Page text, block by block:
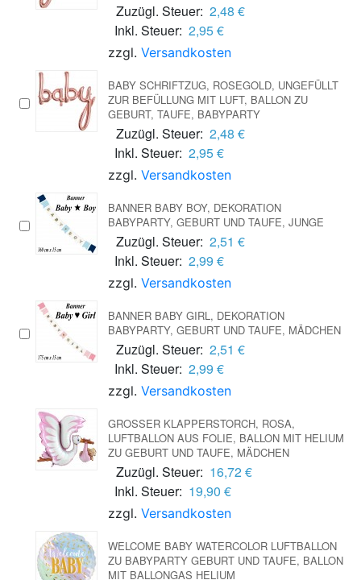
Zuzügl. Steuer: 2,48 €
Inkl. Steuer: 2,95 €
zzgl. Versandkosten
BABY SCHRIFTZUG, ROSEGOLD, UNGEFÜLLT
ZUR BEFÜLLUNG MIT LUFT, BALLON ZU
GEBURT, TAUFE, BABYPARTY
Zuzügl. Steuer: 2,48 €
Inkl. Steuer: 2,95 €
zzgl. Versandkosten
BANNER BABY BOY, DEKORATION
BABYPARTY, GEBURT UND TAUFE, JUNGE
Zuzügl. Steuer: 2,51 €
Inkl. Steuer: 2,99 €
zzgl. Versandkosten
BANNER BABY GIRL, DEKORATION
BABYPARTY, GEBURT UND TAUFE, MÄDCHEN
Zuzügl. Steuer: 2,51 €
Inkl. Steuer: 2,99 €
zzgl. Versandkosten
GROSSER KLAPPERSTORCH, ROSA, L
UFTBALLON AUS FOLIE, BALLON MIT HELIUM Z
U GEBURT UND TAUFE, MÄDCHEN
Zuzügl. Steuer: 16,72 €
Inkl. Steuer: 19,90 €
zzgl. Versandkosten
WELCOME BABY WATERCOLOR LUFTBALLON
ZU BABYPARTY GEBURT UND TAUFE, BALLON
MIT BALLONGAS HELIUM